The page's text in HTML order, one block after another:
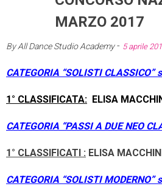
MARZO 2017
ByAll Dance Studio Academy- 5 aprile
CATEGORIA “SOLISTI CLASSICO”
1° CLASSIFICATA: ELISA
CATEGORIA “PASSI A DUE NEO
1° CLASSIFICATI : ELISA
CATEGORIA “SOLISTI MODERNO”